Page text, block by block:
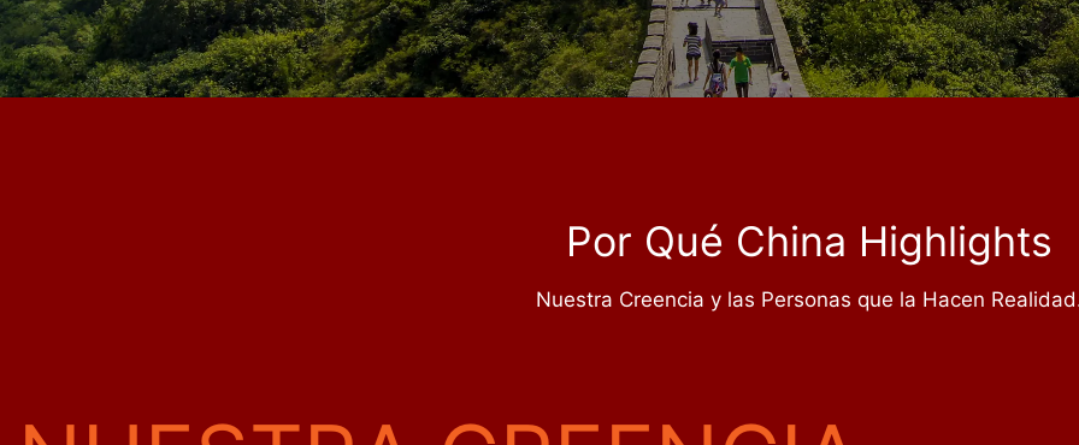
Por Qué China Highlights
Nuestra Creencia y las Personas que la Hacen